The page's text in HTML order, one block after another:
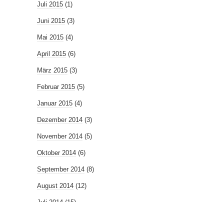
Juli 2015 (1)
Juni 2015 (3)
Mai 2015 (4)
April 2015 (6)
März 2015 (3)
Februar 2015 (5)
Januar 2015 (4)
Dezember 2014 (3)
November 2014 (5)
Oktober 2014 (6)
September 2014 (8)
August 2014 (12)